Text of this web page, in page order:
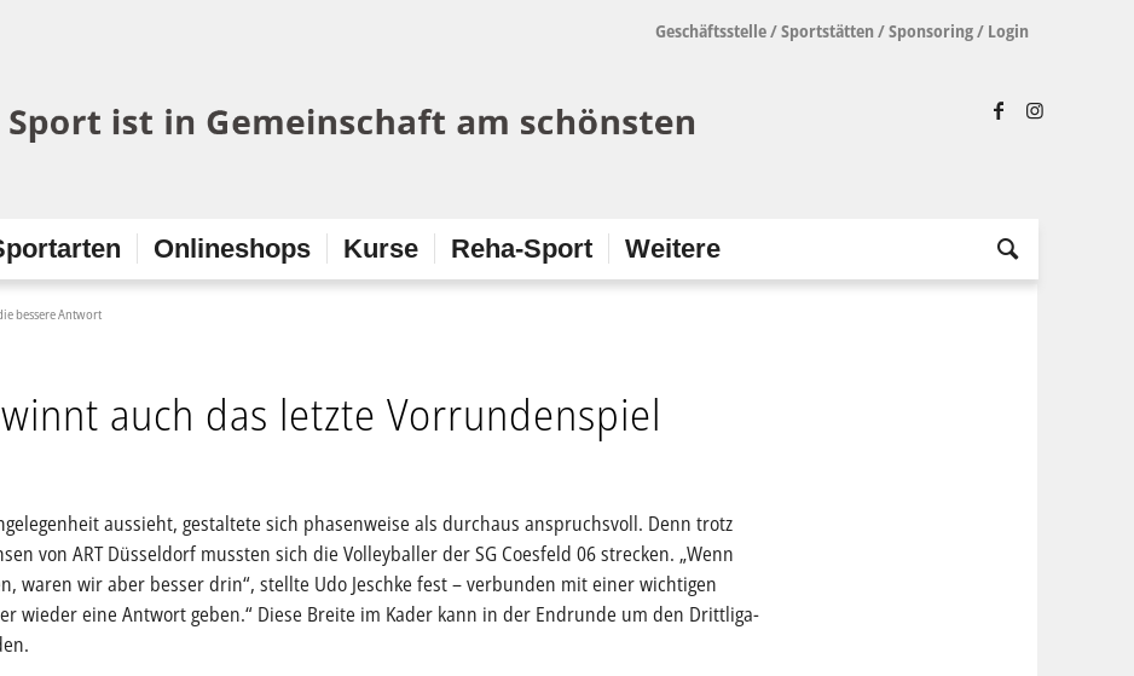
Geschäftsstelle/Sportstätten /Sponsoring/ Login
Onlineshops Kurse Reha-Sport Weitere
bessere Antwort
auch das letzte Vorrundenspiel
aussieht, gestaltete sich phasenweise als durchaus anspruchsvoll. Denn trotz
von ART Düsseldorf mussten sich die Volleyballer der SG Coesfeld 06 strecken. „Wenn
waren wir aber besser drin“, stellte Udo Jeschke fest – verbunden mit einer wichtigen
wieder eine Antwort geben.“ Diese Breite im Kader kann in der Endrunde um den Drittliga-